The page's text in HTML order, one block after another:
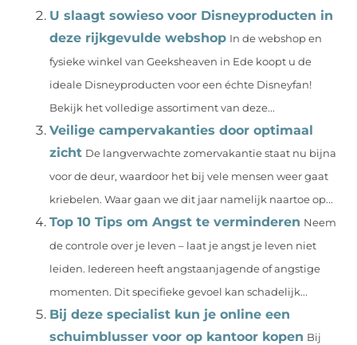
U slaagt sowieso voor Disneyproducten in
deze rijkgevulde webshop In de webshop en
fysieke winkel van Geeksheaven in Ede koopt u de
ideale Disneyproducten voor een échte Disneyfan!
Bekijk het volledige assortiment van deze...
Veilige campervakanties door optimaal
zicht De langverwachte zomervakantie staat nu bijna
voor de deur, waardoor het bij vele mensen weer gaat
kriebelen. Waar gaan we dit jaar namelijk naartoe op...
Top 10 Tips om Angst te verminderen Neem
de controle over je leven – laat je angst je leven niet
leiden. Iedereen heeft angstaanjagende of angstige
momenten. Dit specifieke gevoel kan schadelijk...
Bij deze specialist kun je online een
schuimblusser voor op kantoor kopen Bij